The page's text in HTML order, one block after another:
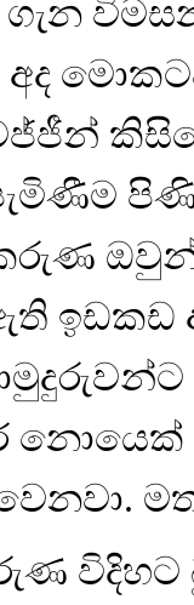
අද
ඉඩකඩ
නොයෙක්
විදිහට